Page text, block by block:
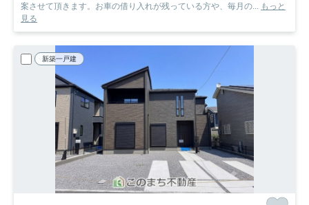
案させて頂きます。お車の借り入れが残っている方や、毎月の... もっと
見る
新築一戸建